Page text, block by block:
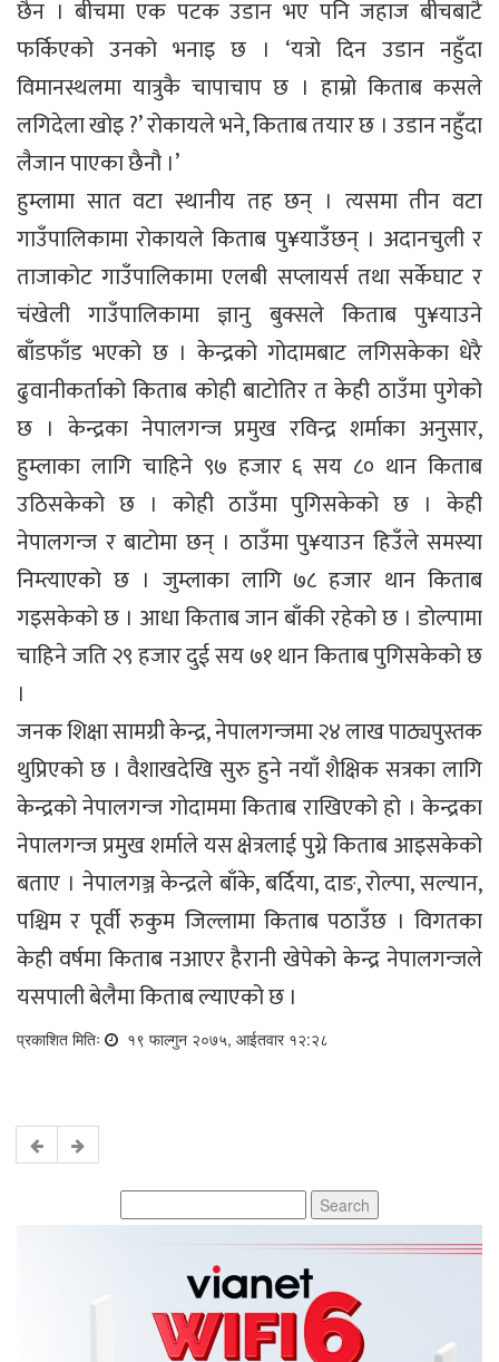
छैन । बीचमा एक पटक उडान भए पनि जहाज बीचबाटै
फर्किएको उनको भनाइ छ । ‘यत्रो दिन उडान नहुँदा
विमानस्थलमा यात्रुकै चापाचाप छ । हाम्रो किताब कसले
लगिदेला खोइ ?’ रोकायले भने, किताब तयार छ । उडान नहुँदा
लैजान पाएका छैनौ ।’
हुम्लामा सात वटा स्थानीय तह छन् । त्यसमा तीन वटा
गाउँपालिकामा रोकायले किताब पु¥याउँछन् । अदानचुली र
ताजाकोट गाउँपालिकामा एलबी सप्लायर्स तथा सर्केघाट र
चंखेली गाउँपालिकामा ज्ञानु बुक्सले किताब पु¥याउने
बाँडफाँड भएको छ । केन्द्रको गोदामबाट लगिसकेका धेरै
ढुवानीकर्ताको किताब कोही बाटोतिर त केही ठाउँमा पुगेको
छ । केन्द्रका नेपालगन्ज प्रमुख रविन्द्र शर्माका अनुसार,
हुम्लाका लागि चाहिने ९७ हजार ६ सय ८० थान किताब
उठिसकेको छ । कोही ठाउँमा पुगिसकेको छ । केही
नेपालगन्ज र बाटोमा छन् । ठाउँमा पु¥याउन हिउँले समस्या
निम्त्याएको छ । जुम्लाका लागि ७८ हजार थान किताब
गइसकेको छ । आधा किताब जान बाँकी रहेको छ । डोल्पामा
चाहिने जति २९ हजार दुई सय ७१ थान किताब पुगिसकेको छ
।
जनक शिक्षा सामग्री केन्द्र, नेपालगन्जमा २४ लाख पाठ्यपुस्तक
थुप्रिएको छ । वैशाखदेखि सुरु हुने नयाँ शैक्षिक सत्रका लागि
केन्द्रको नेपालगन्ज गोदाममा किताब राखिएको हो । केन्द्रका
नेपालगन्ज प्रमुख शर्माले यस क्षेत्रलाई पुग्ने किताब आइसकेको
बताए । नेपालगञ्ज केन्द्रले बाँके, बर्दिया, दाङ, रोल्पा, सल्यान,
पश्चिम र पूर्वी रुकुम जिल्लामा किताब पठाउँछ । विगतका
केही वर्षमा किताब नआएर हैरानी खेपेको केन्द्र नेपालगन्जले
यसपाली बेलैमा किताब ल्याएको छ ।
प्रकाशित मितिः १९ फाल्गुन २०७५, आईतवार १२:२८
for: